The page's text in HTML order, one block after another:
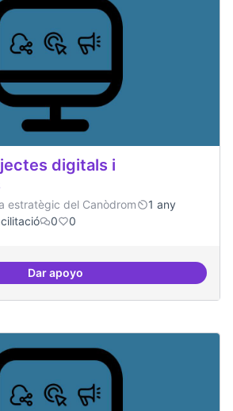
digitals i
estratègic del Canòdrom
1 any
0 0
Dar apoyoSuport a projectes digitals i